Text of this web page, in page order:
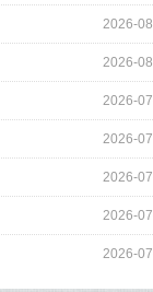
2026-
2026-
2026-
2026-
2026-
2026-
2026-